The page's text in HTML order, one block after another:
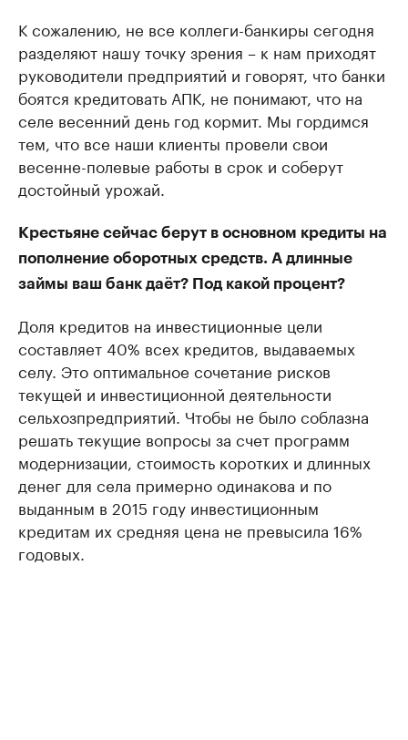
К сожалению, не все коллеги-банкиры сегодня
разделяют нашу точку зрения – к нам приходят
руководители предприятий и говорят, что банки
боятся кредитовать АПК, не понимают, что на
селе весенний день год кормит. Мы гордимся
тем, что все наши клиенты провели свои
весенне-полевые работы в срок и соберут
достойный урожай.
Крестьяне сейчас берут в основном кредиты на
пополнение оборотных средств. А длинные
займы ваш банк даёт? Под какой процент?
Доля кредитов на инвестиционные цели
составляет 40% всех кредитов, выдаваемых
селу. Это оптимальное сочетание рисков
текущей и инвестиционной деятельности
сельхозпредприятий. Чтобы не было соблазна
решать текущие вопросы за счет программ
модернизации, стоимость коротких и длинных
денег для села примерно одинакова и по
выданным в 2015 году инвестиционным
кредитам их средняя цена не превысила 16%
годовых.